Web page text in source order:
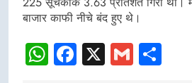
बाजार काफी नीचे बंद हुए थे।
WhatsApp
Facebook
X Gmail